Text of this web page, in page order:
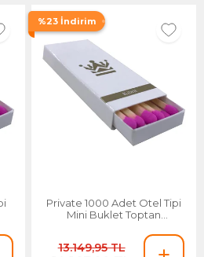
%23 İndirim
Private 1000 Adet Otel Tipi
Mini Buklet Toptan
Reklam Hediye Kibrit
13.149,95 TL